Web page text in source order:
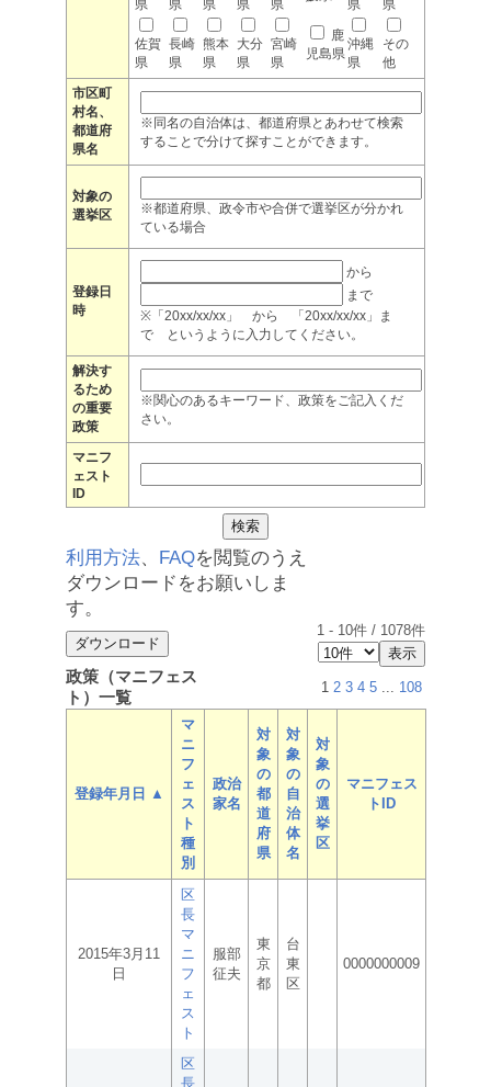
県
県
県
県
県
県
県
佐賀
県
長崎
県
熊本
県
大分
県
宮崎
県
鹿
児島県
沖縄
県
その
他
市区町
村名、
都道府
県名
※同名の自治体は、都道府県とあわせて検索
することで分けて探すことができます。
対象の
選挙区
※都道府県、政令市や合併で選挙区が分かれ
ている場合
登録日
時
から
まで
※「20xx/xx/xx」 から 「20xx/xx/xx」ま
で というように入力してください。
解決す
るため
の重要
政策
※関心のあるキーワード、政策をご記入くだ
さい。
マニフ
ェスト
ID
利用方法、 FAQを閲覧のうえ
ダウンロードをお願いしま
す。
1 - 10件 / 1078件
政策（マニフェス
ト）一覧
1 2 3 4 5 ... 108
登録年月日 ▲
マ
ニ
フ
ェ
ス
ト
種
別
政治
家名
対
象
の
都
道
府
県
対
象
の
自
治
体
名
対
象
の
選
挙
区
マニフェス
トID
2015年3月11
日
区
長
マ
ニ
フ
ェ
ス
ト
服部
征夫
東
京
都
台
東
区
0000000009
区
長